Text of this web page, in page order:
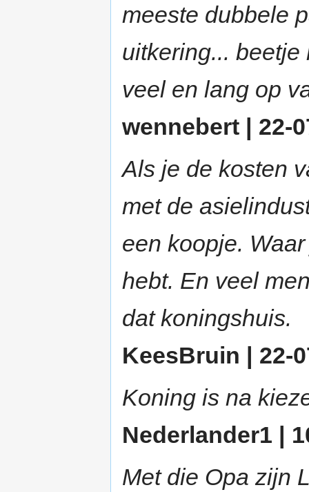
meeste dubbele
uitkering...
veel en lang op
wennebert | 22-
Als je de kosten
met de
een koopje.
hebt. En veel
dat koningshuis.
KeesBruin | 22-
Koning is na
Nederlander1 |
Met die Opa zijn